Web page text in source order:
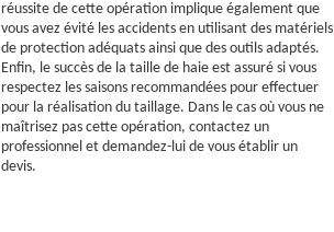
réussite de cette opération implique également que
vous avez évité les accidents en utilisant des matériels
de protection adéquats ainsi que des outils adaptés.
Enfin, le succès de la taille de haie est assuré si vous
respectez les saisons recommandées pour effectuer
pour la réalisation du taillage. Dans le cas où vous ne
maîtrisez pas cette opération, contactez un
professionnel et demandez-lui de vous établir un
devis.